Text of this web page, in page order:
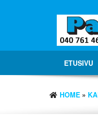
ETUSIVU
HOME »